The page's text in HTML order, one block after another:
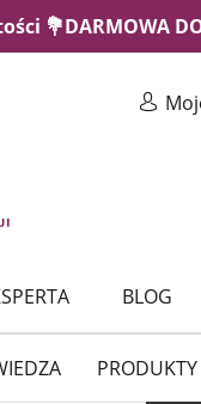
💐DARMOWA
BLOG
PRODUKTY